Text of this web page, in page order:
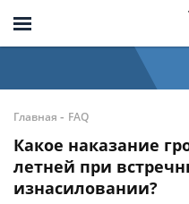
Главная - FAQ
Какое наказание
летней при
изнасиловании?